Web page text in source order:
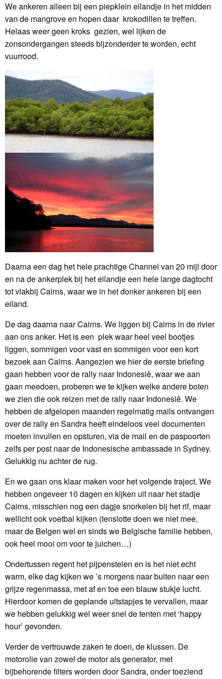
We ankeren alleen bij een piepklein eilandje in het midden
van de mangrove en hopen daar krokodillen te treffen.
Helaas weer geen kroks gezien, wel lijken de
zonsondergangen steeds bijzonderder te worden, echt
vuurrood.
Daarna een dag het hele prachtige Channel van 20 mijl door
en na de ankerplek bij het eilandje een hele lange dagtocht
tot vlakbij Cairns, waar we in het donker ankeren bij een
eiland.
De dag daarna naar Cairns. We liggen bij Cairns in de rivier
aan ons anker. Het is een plek waar heel veel bootjes
liggen, sommigen voor vast en sommigen voor een kort
bezoek aan Cairns. Aangezien we hier de eerste briefing
gaan hebben voor de rally naar Indonesiê, waar we aan
gaan meedoen, proberen we te kijken welke andere boten
we zien die ook reizen met de rally naar Indonesiê. We
hebben de afgelopen maanden regelmatig mails ontvangen
over de rally en Sandra heeft eindeloos veel documenten
moeten invullen en opsturen, via de mail en de paspoorten
zelfs per post naar de Indonesische ambassade in Sydney.
Gelukkig nu achter de rug.
En we gaan ons klaar maken voor het volgende traject. We
hebben ongeveer 10 dagen en kijken uit naar het stadje
Cairns, misschien nog een dagje snorkelen bij het rif, maar
wellicht ook voetbal kijken (tenslotte doen we niet mee,
maar de Belgen wel en sinds we Belgische familie hebben,
ook heel mooi om voor te juichen…)
Ondertussen regent het pijpenstelen en is het niet echt
warm, elke dag kijken we ’s morgens naar buiten naar een
grijze regenmassa, met af en toe een blauw stukje lucht.
Hierdoor komen de geplande uitstapjes te vervallen, maar
we hebben gelukkig wel weer snel de tenten met ‘happy
hour’ gevonden.
Verder de vertrouwde zaken te doen, de klussen. De
motorolie van zowel de motor als generator, met
bijbehorende filters worden door Sandra, onder toeziend